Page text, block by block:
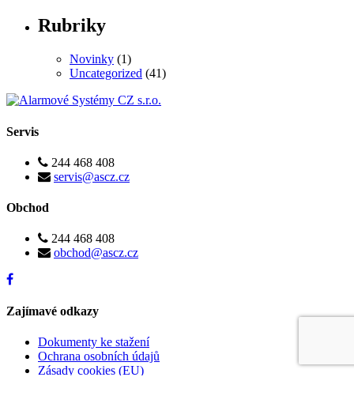
Rubriky
Novinky (1)
Uncategorized (41)
Servis
244 468 408
servis@ascz.cz
Obchod
244 468 408
obchod@ascz.cz
Zajímavé odkazy
Dokumenty ke stažení
Ochrana osobních údajů
Zásady cookies (EU)